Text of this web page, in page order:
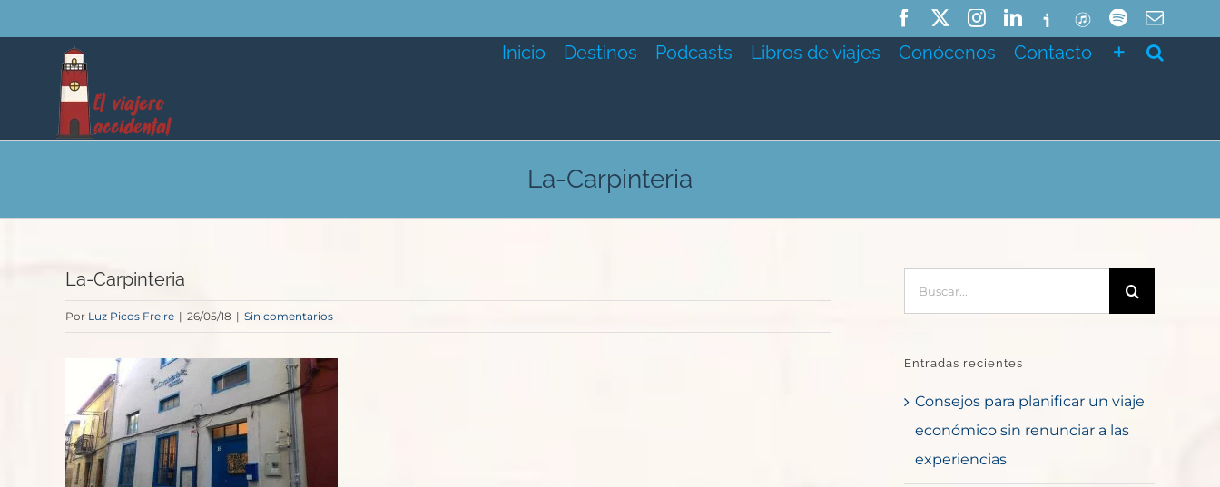
al
contenido
FacebookInstagramLinkedIn
IvooxITunesSpotifyCorreo
Inicio Destinos Podcasts Libros de viajes Conócenos Contacto
La-Carpinteria
La-Carpinteria
Por Luz Picos Freire | 26/05/18 | Sin comentarios
Entradas recientes
Consejos para planificar un viaje
económico sin renunciar a las
experiencias